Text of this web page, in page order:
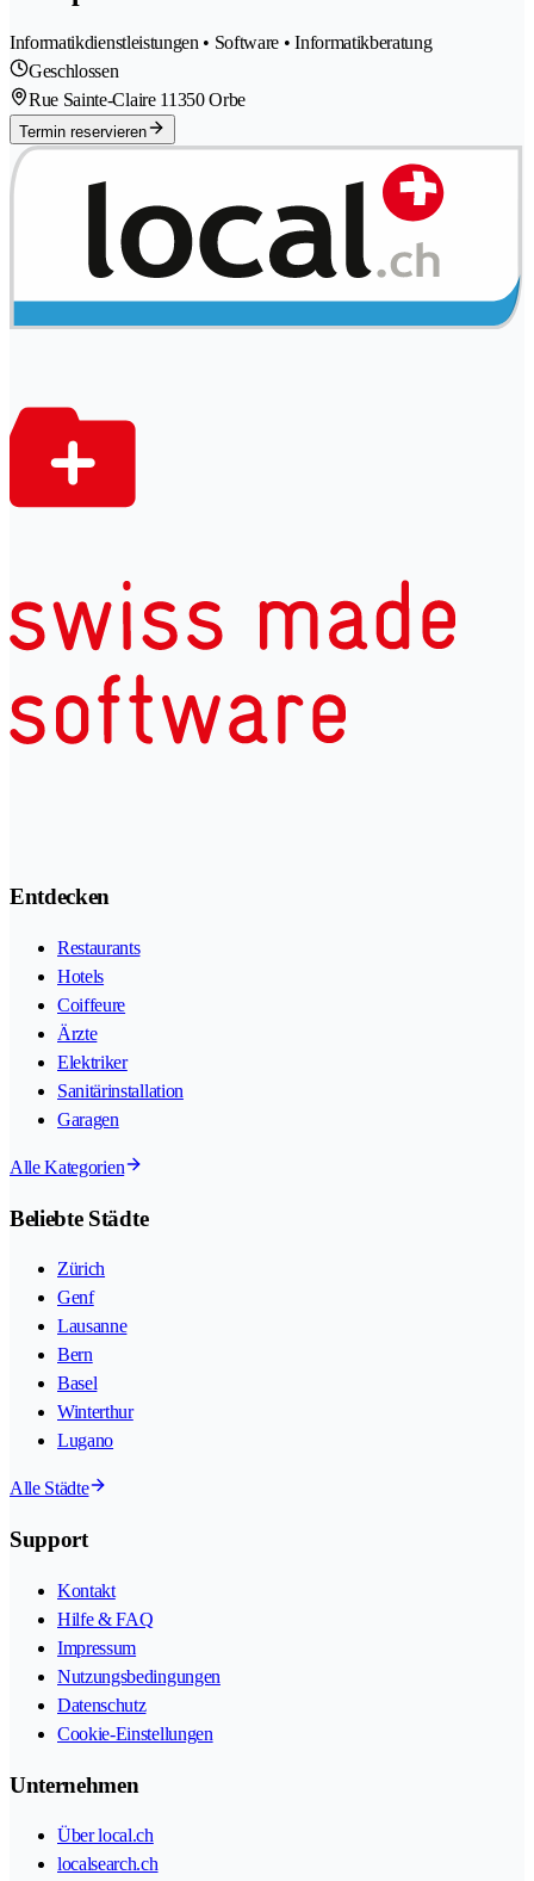
Informatikdienstleistungen • Software • Informatikberatung
Geschlossen
Rue Sainte-Claire 11350 Orbe
Termin reservieren
Entdecken
Restaurants
Hotels
Coiffeure
Ärzte
Elektriker
Sanitärinstallation
Garagen
Alle Kategorien
Beliebte Städte
Zürich
Genf
Lausanne
Bern
Basel
Winterthur
Lugano
Alle Städte
Support
Kontakt
Hilfe & FAQ
Impressum
Nutzungsbedingungen
Datenschutz
Cookie-Einstellungen
Unternehmen
Über local.ch
localsearch.ch